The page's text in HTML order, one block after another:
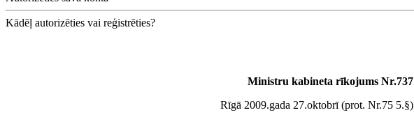
Kādēļ autorizēties vai reģistrēties?
Ministru kabineta rīkojums Nr.737
Rīgā 2009.gada 27.oktobrī (prot. Nr.75 5.§)